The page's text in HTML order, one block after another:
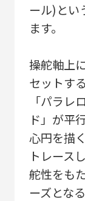
ール)とい
ます。
操舵軸上
セットす
「パラレ
ド」が平
心円を描
トレース
舵性をも
ーズとなる